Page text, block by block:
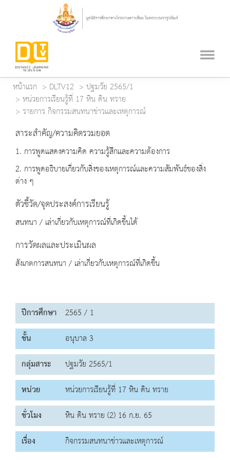
หน้าแรก DLTV12
ปฐมวัย 2565/1
หน่วยการเรียนรู้ที่ 17 หิน ดิน ทราย
รายการ กิจกรรมสนทนาข่าวและเหตุการณ์
สาระสำคัญ/ความคิดรวมยอด
1. การพูดแสดงความคิด ความรู้สึกและความต้องการ
2. การพูดอธิบายเกี่ยวกับสิ่งของเหตุการณ์และความสัมพันธ์ของสิ่ง
ต่าง ๆ
ตัวชี้วัด/จุดประสงค์การเรียนรู้
สนทนา / เล่าเกี่ยวกับเหตุการณ์ที่เกิดขึ้นได้
การวัดผลและประเมินผล
สังเกตการสนทนา / เล่าเกี่ยวกับเหตุการณ์ที่เกิดขึ้น
ปีการศึกษา 2565 / 1
ชั้น
อนุบาล 3
กลุ่มสาระ
ปฐมวัย 2565/1
หน่วย
หน่วยการเรียนรู้ที่ 17 หิน ดิน ทราย
ชั่วโมง
หิน ดิน ทราย (2) 16 ก.ย. 65
เรื่อง
กิจกรรมสนทนาข่าวและเหตุการณ์